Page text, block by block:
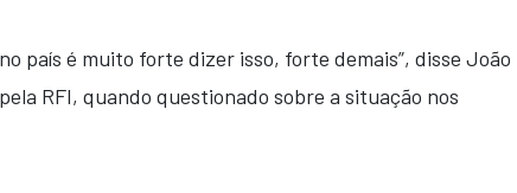
país é muito forte dizer isso, forte demais”, disse João
RFI, quando questionado sobre a situação nos